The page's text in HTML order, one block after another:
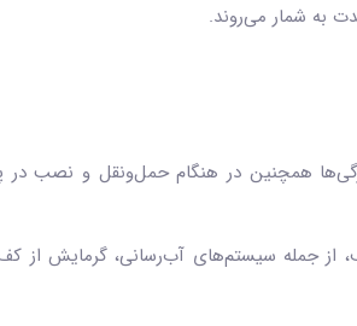
به شمار می‌روند.
همچنین در هنگام حمل‌ونقل و نصب در
استفاده در پروژه‌های مختلف، از جمله سیستم‌های آب‌رسانی،